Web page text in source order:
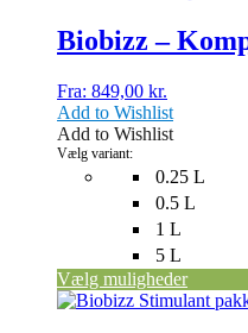
Biobizz –
Fra: 849,00 kr.
0.25 L
0.5 L
1 L
5 L
Vælg variant:
Vælg muligheder
har
flere
Mulighederne
kan
vælges
på
varesiden
Add to Wishlist
Add to Wishlist